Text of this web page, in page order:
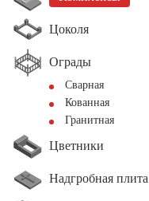
Цоколя
Ограды
Сварная
Кованная
Гранитная
Цветники
Надгробная плита